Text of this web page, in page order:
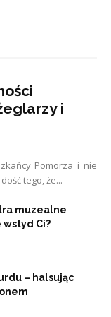
i
Pomorza i nie
tego, że...
muzealne
wstyd Ci?
– halsując